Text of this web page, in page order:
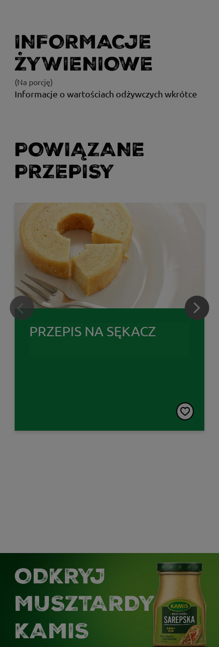
INFORMACJE
ŻYWIENIOWE
(Na porcję)
Informacje o wartościach odżywczych wkrótce
POWIĄZANE
PRZEPISY
PRZEPIS NA SĘKACZ
ODKRYJ
MUSZTARDY
KAMIS